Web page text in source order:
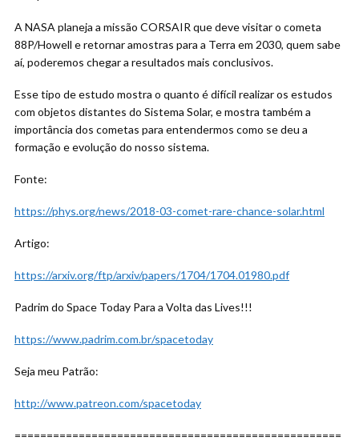
A NASA planeja a missão CORSAIR que deve visitar o cometa
88P/Howell e retornar amostras para a Terra em 2030, quem sabe
aí, poderemos chegar a resultados mais conclusivos.
Esse tipo de estudo mostra o quanto é difícil realizar os estudos
com objetos distantes do Sistema Solar, e mostra também a
importância dos cometas para entendermos como se deu a
formação e evolução do nosso sistema.
Fonte:
https://phys.org/news/2018-03-comet-rare-chance-solar.html
Artigo:
https://arxiv.org/ftp/arxiv/papers/1704/1704.01980.pdf
Padrim do Space Today Para a Volta das Lives!!!
https://www.padrim.com.br/spacetoday
Seja meu Patrão:
http://www.patreon.com/spacetoday
===================================================